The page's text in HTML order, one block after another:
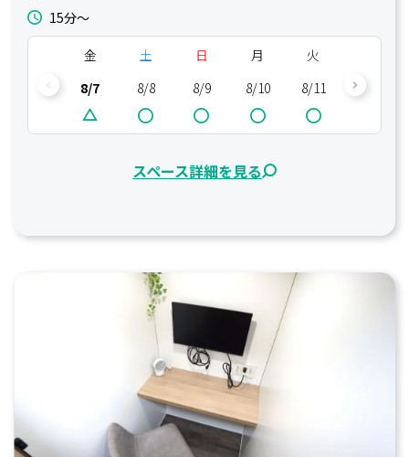
15分〜
金
8/7
土
8/8
日
8/9
月
8/10
火
8/11
8/12
スペース詳細を見る